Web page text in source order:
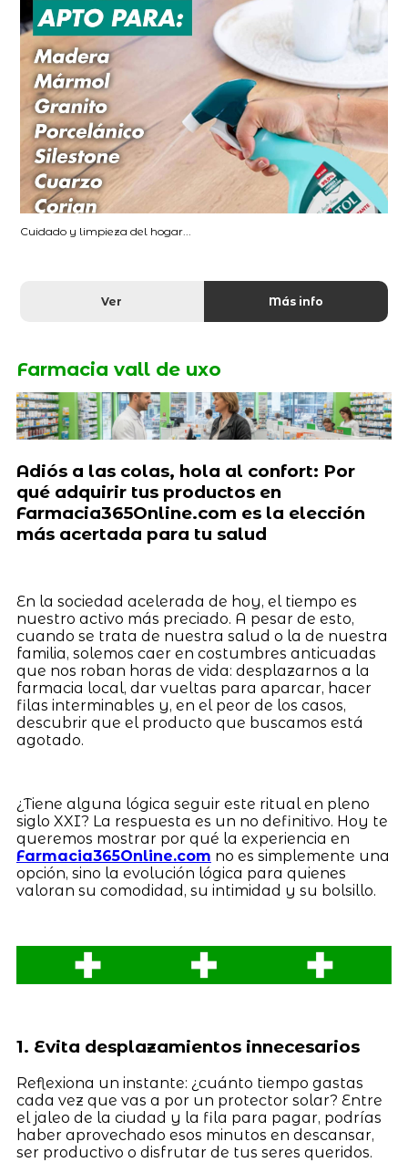
Cuidado y limpieza del hogar...
Ver Más info
Farmacia vall de uxo
Adiós a las colas, hola al confort: Por
qué adquirir tus productos en
Farmacia365Online.com es la elección
más acertada para tu salud
En la sociedad acelerada de hoy, el tiempo es
nuestro activo más preciado. A pesar de esto,
cuando se trata de nuestra salud o la de nuestra
familia, solemos caer en costumbres anticuadas
que nos roban horas de vida: desplazarnos a la
farmacia local, dar vueltas para aparcar, hacer
filas interminables y, en el peor de los casos,
descubrir que el producto que buscamos está
agotado.
¿Tiene alguna lógica seguir este ritual en pleno
siglo XXI? La respuesta es un no definitivo. Hoy te
queremos mostrar por qué la experiencia en
Farmacia365Online.com no es simplemente una
opción, sino la evolución lógica para quienes
valoran su comodidad, su intimidad y su bolsillo.
1. Evita desplazamientos innecesarios
Reflexiona un instante: ¿cuánto tiempo gastas
cada vez que vas a por un protector solar? Entre
el jaleo de la ciudad y la fila para pagar, podrías
haber aprovechado esos minutos en descansar,
ser productivo o disfrutar de tus seres queridos.